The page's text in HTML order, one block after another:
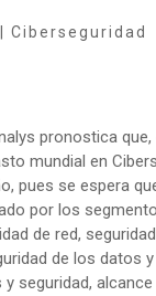
Ciberseguridad
pronostica que,
mundial en
pues se espera
por los
de red,
de los datos
y seguridad,